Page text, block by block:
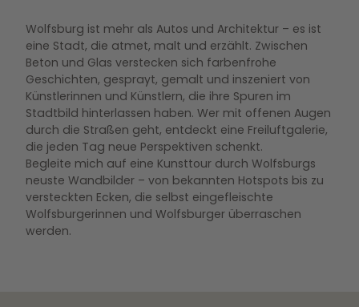
Wolfsburg ist mehr als Autos und Architektur – es ist
eine Stadt, die atmet, malt und erzählt. Zwischen
Beton und Glas verstecken sich farbenfrohe
Geschichten, gesprayt, gemalt und inszeniert von
Künstlerinnen und Künstlern, die ihre Spuren im
Stadtbild hinterlassen haben. Wer mit offenen Augen
durch die Straßen geht, entdeckt eine Freiluftgalerie,
die jeden Tag neue Perspektiven schenkt.
Begleite mich auf eine Kunsttour durch Wolfsburgs
neuste Wandbilder – von bekannten Hotspots bis zu
versteckten Ecken, die selbst eingefleischte
Wolfsburgerinnen und Wolfsburger überraschen
werden.